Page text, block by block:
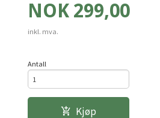
Pris
NOK 299,00
inkl. mva.
Antall
Kjøp